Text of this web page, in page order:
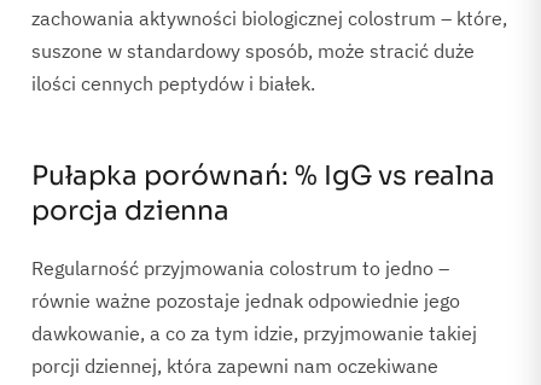
zachowania aktywności biologicznej colostrum – które,
suszone w standardowy sposób, może stracić duże
ilości cennych peptydów i białek.
Pułapka porównań: % IgG vs realna
porcja dzienna
Regularność przyjmowania colostrum to jedno –
równie ważne pozostaje jednak odpowiednie jego
dawkowanie, a co za tym idzie, przyjmowanie takiej
porcji dziennej, która zapewni nam oczekiwane